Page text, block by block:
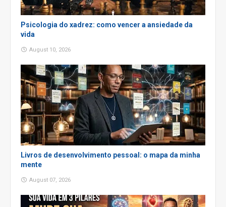
Psicologia do xadrez: como vencer a ansiedade da
vida
August 10, 2026
Livros de desenvolvimento pessoal: o mapa da minha
mente
August 07, 2026